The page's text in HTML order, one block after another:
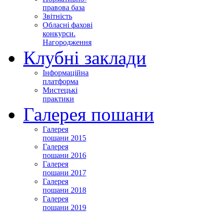
правова база
Звітність
Обласні фахові
конкурси.
Нагородження
Клубні заклади
Інформаційна
платформа
Мистецькі
практики
Галерея пошани
Галерея
пошани 2015
Галерея
пошани 2016
Галерея
пошани 2017
Галерея
пошани 2018
Галерея
пошани 2019